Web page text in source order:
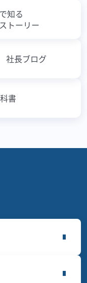
書
社長ブログ
知る
トーリー